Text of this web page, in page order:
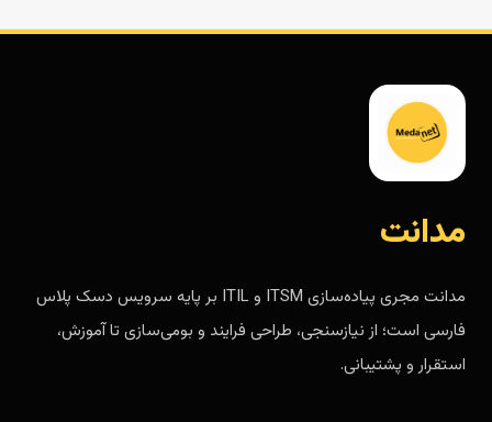
مدانت
مدانت مجری پیاده‌سازی ITSM و ITIL بر پایه سرویس دسک پلاس
فارسی است؛ از نیازسنجی، طراحی فرایند و بومی‌سازی تا آموزش،
استقرار و پشتیبانی.